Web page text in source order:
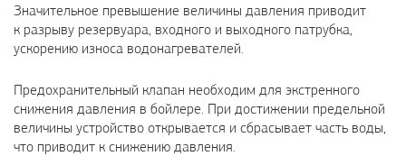
Значительное превышение величины давления приводит
к разрыву резервуара, входного и выходного патрубка,
ускорению износа водонагревателей.
Предохранительный клапан необходим для экстренного
снижения давления в бойлере. При достижении предельной
величины устройство открывается и сбрасывает часть воды,
что приводит к снижению давления.